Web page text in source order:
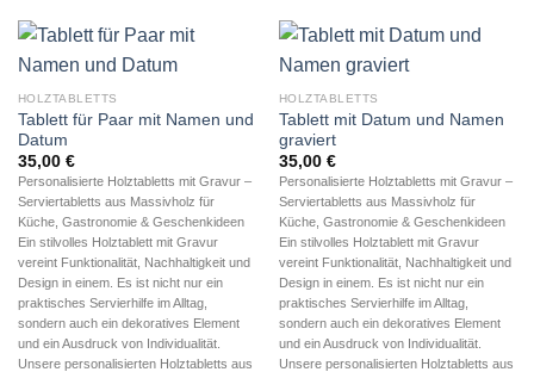
HOLZTABLETTS
Tablett für Paar mit Namen und
Datum
35,00 €
Personalisierte Holztabletts mit Gravur –
Serviertabletts aus Massivholz für
Küche, Gastronomie & Geschenkideen
Ein stilvolles Holztablett mit Gravur
vereint Funktionalität, Nachhaltigkeit und
Design in einem. Es ist nicht nur ein
praktisches Servierhilfe im Alltag,
sondern auch ein dekoratives Element
und ein Ausdruck von Individualität.
Unsere personalisierten Holztabletts aus
HOLZTABLETTS
Tablett mit Datum und Namen
graviert
35,00 €
Personalisierte Holztabletts mit Gravur –
Serviertabletts aus Massivholz für
Küche, Gastronomie & Geschenkideen
Ein stilvolles Holztablett mit Gravur
vereint Funktionalität, Nachhaltigkeit und
Design in einem. Es ist nicht nur ein
praktisches Servierhilfe im Alltag,
sondern auch ein dekoratives Element
und ein Ausdruck von Individualität.
Unsere personalisierten Holztabletts aus